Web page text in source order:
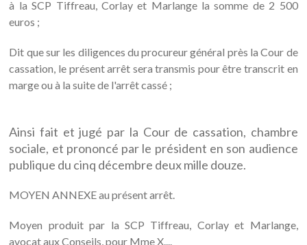
à la SCP Tiffreau, Corlay et Marlange la somme de 2 500
euros ;
Dit que sur les diligences du procureur général près la Cour de
cassation, le présent arrêt sera transmis pour être transcrit en
marge ou à la suite de l'arrêt cassé ;
Ainsi fait et jugé par la Cour de cassation, chambre
sociale, et prononcé par le président en son audience
publique du cinq décembre deux mille douze.
MOYEN ANNEXE au présent arrêt.
Moyen produit par la SCP Tiffreau, Corlay et Marlange,
avocat aux Conseils, pour Mme X....